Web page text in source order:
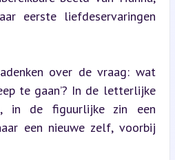
eerste liefdeservaringen
over de vraag: wat
te gaan’? In de letterlijke
in de figuurlijke zin een
een nieuwe zelf, voorbij